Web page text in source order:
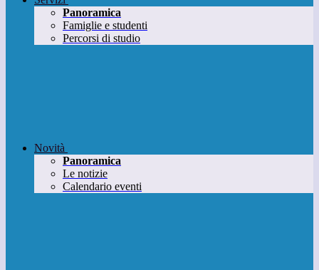
Panoramica
Famiglie e studenti
Percorsi di studio
Novità
Panoramica
Le notizie
Calendario eventi